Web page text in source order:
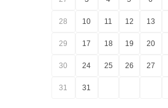
28 10 11 12 13
29 17 18 19 20
30 24 25 26 27
31 31